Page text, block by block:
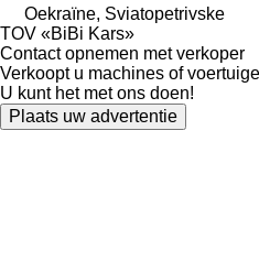
Oekraïne, Sviatopetrivske
TOV «BiBi Kars»
Contact opnemen met verkoper
Verkoopt u machines of
U kunt het met ons doen!
Plaats uw advertentie